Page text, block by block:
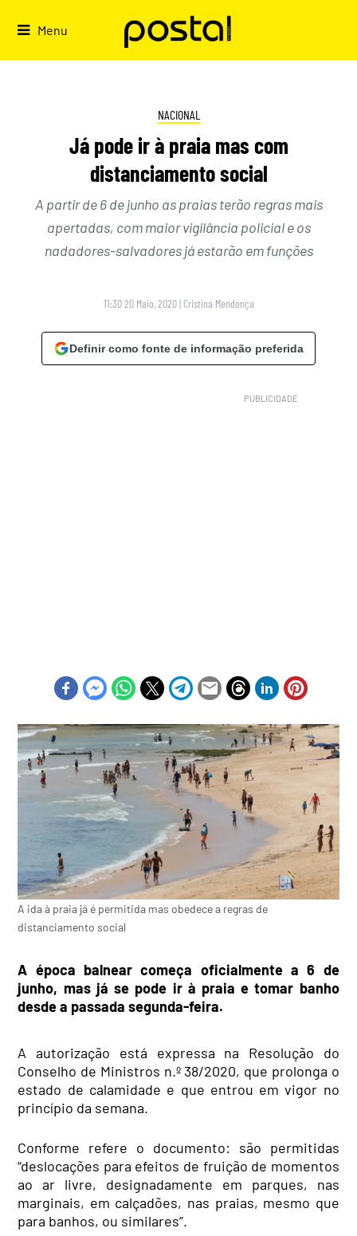
Menu
NACIONAL
Já pode ir à praia mas com
distanciamento social
A partir de 6 de junho as praias terão regras mais
apertadas, com maior vigilância policial e os
nadadores-salvadores já estarão em funções
11:30 20 Maio, 2020 | Cristina Mendonça
Definir como fonte de informação preferida
A ida à praia já é permitida mas obedece a regras de
distanciamento social
A época balnear começa oficialmente a 6 de
junho, mas já se pode ir à praia e tomar banho
desde a passada segunda-feira.
A autorização está expressa na Resolução do
Conselho de Ministros n.º 38/2020, que prolonga o
estado de calamidade e que entrou em vigor no
princípio da semana.
Conforme refere o documento: são permitidas
“deslocações para efeitos de fruição de momentos
ao ar livre, designadamente em parques, nas
marginais, em calçadões, nas praias, mesmo que
para banhos, ou similares”.